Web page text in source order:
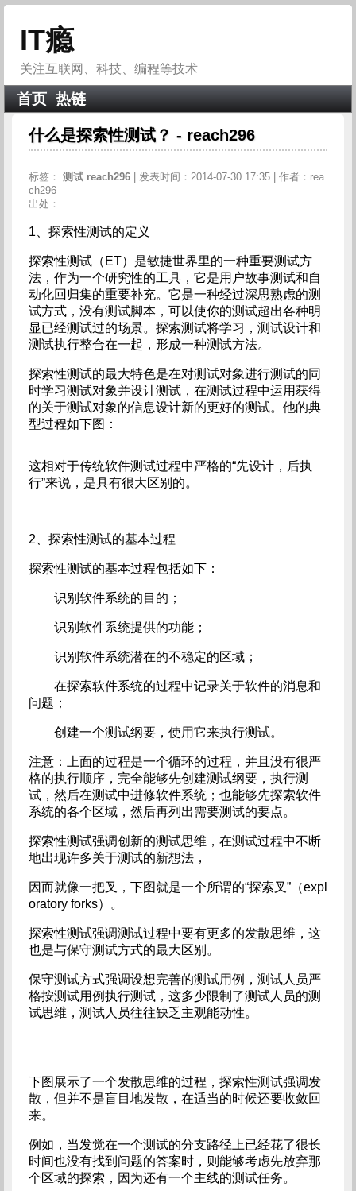
IT瘾
关注互联网、科技、编程等技术
首页 热链
什么是探索性测试？ - reach296
标签： 测试 reach296
| 发表时间：2014-07-30 17:35 | 作者：rea
ch296
出处：
1、探索性测试的定义
探索性测试（ET）是敏捷世界里的一种重要测试方
法，作为一个研究性的工具，它是用户故事测试和自
动化回归集的重要补充。它是一种经过深思熟虑的测
试方式，没有测试脚本，可以使你的测试超出各种明
显已经测试过的场景。探索测试将学习，测试设计和
测试执行整合在一起，形成一种测试方法。
探索性测试的最大特色是在对测试对象进行测试的同
时学习测试对象并设计测试，在测试过程中运用获得
的关于测试对象的信息设计新的更好的测试。他的典
型过程如下图：
这相对于传统软件测试过程中严格的“先设计，后执
行”来说，是具有很大区别的。
2、探索性测试的基本过程
探索性测试的基本过程包括如下：
识别软件系统的目的；
识别软件系统提供的功能；
识别软件系统潜在的不稳定的区域；
在探索软件系统的过程中记录关于软件的消息和
问题；
创建一个测试纲要，使用它来执行测试。
注意：上面的过程是一个循环的过程，并且没有很严
格的执行顺序，完全能够先创建测试纲要，执行测
试，然后在测试中进修软件系统；也能够先探索软件
系统的各个区域，然后再列出需要测试的要点。
探索性测试强调创新的测试思维，在测试过程中不断
地出现许多关于测试的新想法，
因而就像一把叉，下图就是一个所谓的“探索叉”（expl
oratory forks）。
探索性测试强调测试过程中要有更多的发散思维，这
也是与保守测试方式的最大区别。
保守测试方式强调设想完善的测试用例，测试人员严
格按测试用例执行测试，这多少限制了测试人员的测
试思维，测试人员往往缺乏主观能动性。
下图展示了一个发散思维的过程，探索性测试强调发
散，但并不是盲目地发散，在适当的时候还要收敛回
来。
例如，当发觉在一个测试的分支路径上已经花了很长
时间也没有找到问题的答案时，则能够考虑先放弃那
个区域的探索，因为还有一个主线的测试任务。